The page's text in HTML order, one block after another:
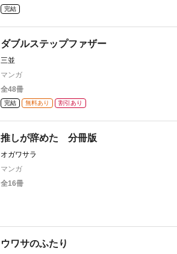
完結
ダブルステップファザー
三並
マンガ
全48冊
完結 無料あり 割引あり
推しが辞めた 分冊版
オガワサラ
マンガ
全16冊
ウワサのふたり